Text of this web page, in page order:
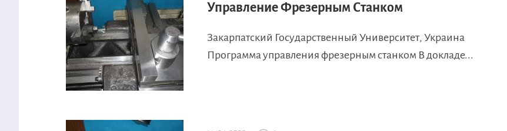
Управление Фрезерным Станком
Закарпатский Государственный Университет, Украина
Программа управления фрезерным станком В докладе...